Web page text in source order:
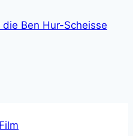
Ben Hur-Scheisse